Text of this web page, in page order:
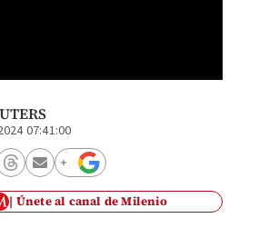
07:41:00
Únete al canal de Milenio